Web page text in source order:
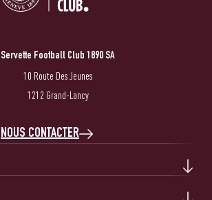
Servette Football Club 1890 SA
10 Route Des Jeunes
1212 Grand-Lancy
NOUS CONTACTER